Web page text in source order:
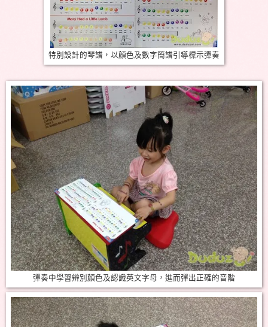
特別設計的琴譜，以顏色及數字簡譜引導標示彈奏
彈奏中學習辨別顏色及認識英文字母，進而彈出正確的音階